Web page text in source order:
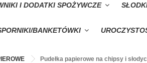
I DODATKI SPOŻYWCZE
BANKETÓWKI
Pudełka papierowe na chipsy i